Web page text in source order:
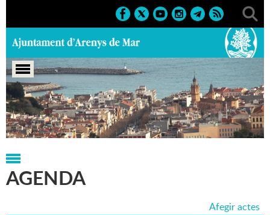
Portada > Agenda > 09-06-2006
AGENDA
Afegir actes